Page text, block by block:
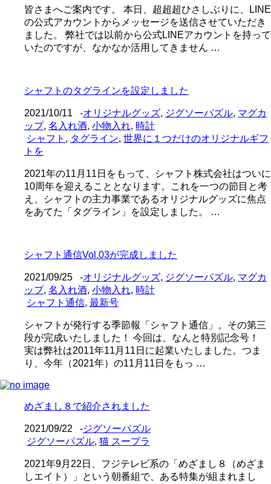
皆さまへご案内です。 本日、超超超ひさしぶりに、LINE
の公式アカウントからメッセージを送信させていただき
ました。 弊社では以前から公式LINEアカウントを持って
いたのですが、なかなか活用してきません …
シャフトのタグラインを設定しました
2021/10/11 -オリジナルグッズ, ジグソーパズル, マグカ
ップ, 名入れ酒, 小物入れ, 時計
シャフト , タグライン, 世界に１つだけのオリジナルギフ
トを
2021年の11月11日をもって、シャフト株式会社はついに
10周年を迎えることとなります。これを一つの節目と考
え、シャフトの主力事業であるオリジナルグッズに焦点
をあてた「タグライン」を設定しました。 …
シャフト通信Vol.03が完成しました
2021/09/25 -オリジナルグッズ, ジグソーパズル, マグカ
ップ, 名入れ酒, 小物入れ, 時計
シャフト通信, 最新号
シャフトが発行する季節報「シャフト通信」。その第三
段が完成いたしました！ 今回は、なんと特別記念号！
実は弊社は2011年11月11日に起業いたしました。つま
り、今年（2021年）の11月11日をもっ …
めざまし８で紹介されました
2021/09/22 -ジグソーパズル
ジグソーパズル, 猫 スープラ
2021年9月22日、フジテレビ系の「めざまし８（めざま
しエイト）」という朝番組で、ある特集が組まれまし